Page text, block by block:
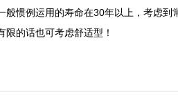
惯例运用的寿命在30年以上，考虑到
的话也可考虑舒适型！